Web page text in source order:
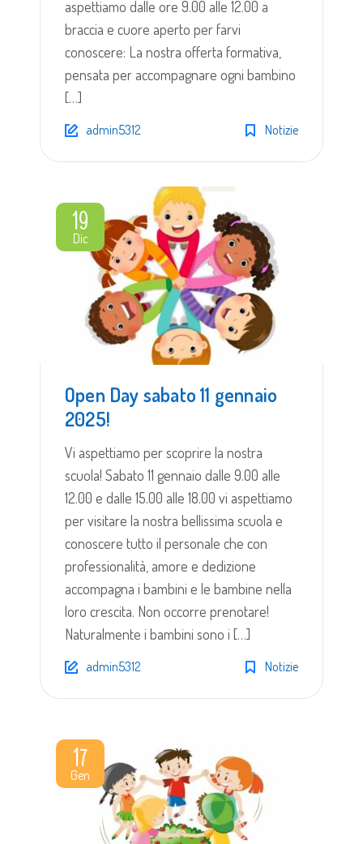
aspettiamo dalle ore 9.00 alle 12.00 a
braccia e cuore aperto per farvi
conoscere: La nostra offerta formativa,
pensata per accompagnare ogni bambino
[…]
admin5312 Notizie
19
Dic
Open Day sabato 11 gennaio
2025!
Vi aspettiamo per scoprire la nostra
scuola! Sabato 11 gennaio dalle 9.00 alle
12.00 e dalle 15.00 alle 18.00 vi aspettiamo
per visitare la nostra bellissima scuola e
conoscere tutto il personale che con
professionalità, amore e dedizione
accompagna i bambini e le bambine nella
loro crescita. Non occorre prenotare!
Naturalmente i bambini sono i […]
admin5312 Notizie
17
Gen